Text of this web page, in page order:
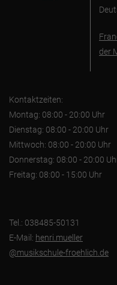
der
Kontaktzeiten:
Montag: 08:00 - 20:00 Uhr
Dienstag: 08:00 - 20:00 Uhr
Mittwoch: 08:00 - 20:00 Uhr
Donnerstag: 08:00 - 20:00
Freitag: 08:00 - 15:00 Uhr
Tel.: 038485-50131
E-Mail: henri.mueller
@musikschule-froehlich.de